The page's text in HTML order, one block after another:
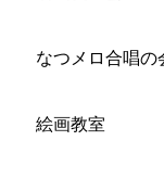
なつメロ合唱の
絵画教室